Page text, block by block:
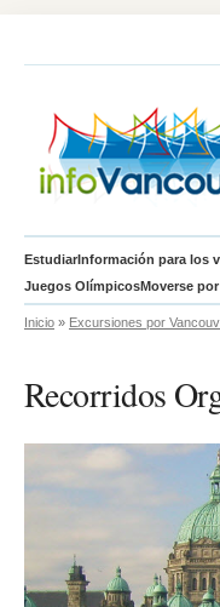
EstudiarInformación para los
Juegos OlímpicosMoverse
Inicio » Excursiones por
Recorridos